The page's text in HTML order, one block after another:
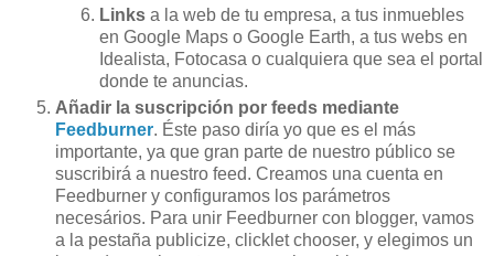
Links a la web de tu empresa, a tus inmuebles
en Google Maps o Google Earth, a tus webs en
Idealista, Fotocasa o cualquiera que sea el portal
donde te anuncias.
Añadir la suscripción por feeds mediante
Feedburner. Éste paso diría yo que es el más
importante, ya que gran parte de nuestro público se
suscribirá a nuestro feed. Creamos una cuenta en
Feedburner y configuramos los parámetros
necesários. Para unir Feedburner con blogger, vamos
a la pestaña publicize, clicklet chooser, y elegimos un